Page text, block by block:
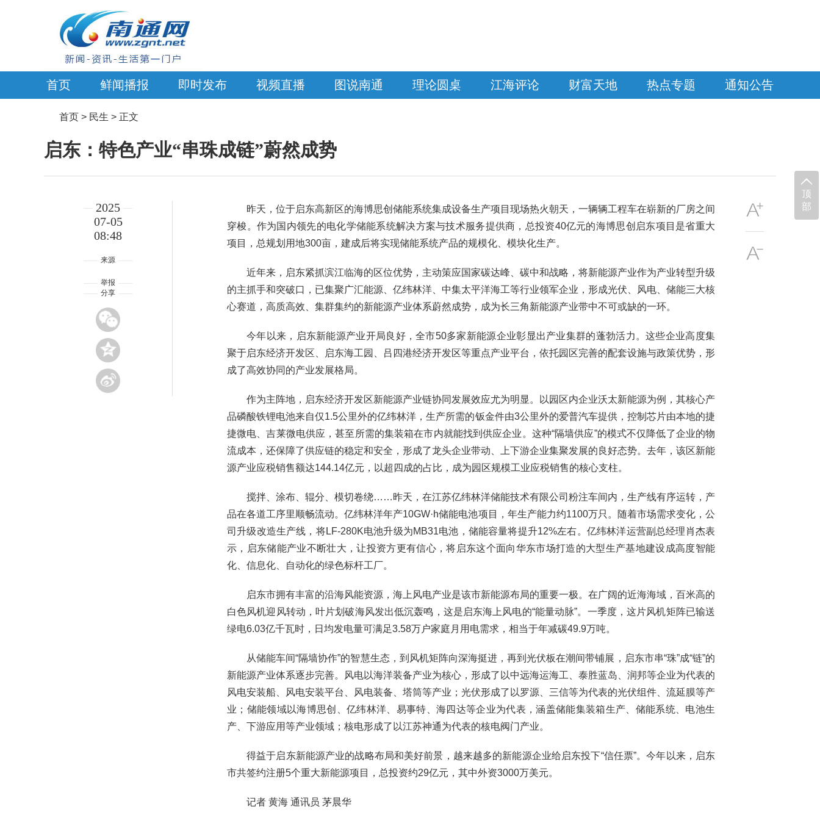
顶
部
首页 鲜闻播报 即时发布 视频直播 图说南通 理论圆桌 江海评论 财富天地 热点专题 通知公告
首页 > 民生 > 正文
启东：特色产业“串珠成链”蔚然成势
2025
07-05
08:48
来源
举报
分享
昨天，位于启东高新区的海博思创储能系统集成设备生产项目现场热火朝天，一辆辆工程车在崭新的厂房之间
穿梭。作为国内领先的电化学储能系统解决方案与技术服务提供商，总投资40亿元的海博思创启东项目是省重大
项目，总规划用地300亩，建成后将实现储能系统产品的规模化、模块化生产。
近年来，启东紧抓滨江临海的区位优势，主动策应国家碳达峰、碳中和战略，将新能源产业作为产业转型升级
的主抓手和突破口，已集聚广汇能源、亿纬林洋、中集太平洋海工等行业领军企业，形成光伏、风电、储能三大核
心赛道，高质高效、集群集约的新能源产业体系蔚然成势，成为长三角新能源产业带中不可或缺的一环。
今年以来，启东新能源产业开局良好，全市50多家新能源企业彰显出产业集群的蓬勃活力。这些企业高度集
聚于启东经济开发区、启东海工园、吕四港经济开发区等重点产业平台，依托园区完善的配套设施与政策优势，形
成了高效协同的产业发展格局。
作为主阵地，启东经济开发区新能源产业链协同发展效应尤为明显。以园区内企业沃太新能源为例，其核心产
品磷酸铁锂电池来自仅1.5公里外的亿纬林洋，生产所需的钣金件由3公里外的爱普汽车提供，控制芯片由本地的捷
捷微电、吉莱微电供应，甚至所需的集装箱在市内就能找到供应企业。这种“隔墙供应”的模式不仅降低了企业的物
流成本，还保障了供应链的稳定和安全，形成了龙头企业带动、上下游企业集聚发展的良好态势。去年，该区新能
源产业应税销售额达144.14亿元，以超四成的占比，成为园区规模工业应税销售的核心支柱。
搅拌、涂布、辊分、模切卷绕……昨天，在江苏亿纬林洋储能技术有限公司粉注车间内，生产线有序运转，产
品在各道工序里顺畅流动。亿纬林洋年产10GW·h储能电池项目，年生产能力约1100万只。随着市场需求变化，公
司升级改造生产线，将LF-280K电池升级为MB31电池，储能容量将提升12%左右。亿纬林洋运营副总经理肖杰表
示，启东储能产业不断壮大，让投资方更有信心，将启东这个面向华东市场打造的大型生产基地建设成高度智能
化、信息化、自动化的绿色标杆工厂。
启东市拥有丰富的沿海风能资源，海上风电产业是该市新能源布局的重要一极。在广阔的近海海域，百米高的
白色风机迎风转动，叶片划破海风发出低沉轰鸣，这是启东海上风电的“能量动脉”。一季度，这片风机矩阵已输送
绿电6.03亿千瓦时，日均发电量可满足3.58万户家庭月用电需求，相当于年减碳49.9万吨。
从储能车间“隔墙协作”的智慧生态，到风机矩阵向深海挺进，再到光伏板在潮间带铺展，启东市串“珠”成“链”的
新能源产业体系逐步完善。风电以海洋装备产业为核心，形成了以中远海运海工、泰胜蓝岛、润邦等企业为代表的
风电安装船、风电安装平台、风电装备、塔筒等产业；光伏形成了以罗源、三信等为代表的光伏组件、流延膜等产
业；储能领域以海博思创、亿纬林洋、易事特、海四达等企业为代表，涵盖储能集装箱生产、储能系统、电池生
产、下游应用等产业领域；核电形成了以江苏神通为代表的核电阀门产业。
得益于启东新能源产业的战略布局和美好前景，越来越多的新能源企业给启东投下“信任票”。今年以来，启东
市共签约注册5个重大新能源项目，总投资约29亿元，其中外资3000万美元。
记者 黄海 通讯员 茅晨华